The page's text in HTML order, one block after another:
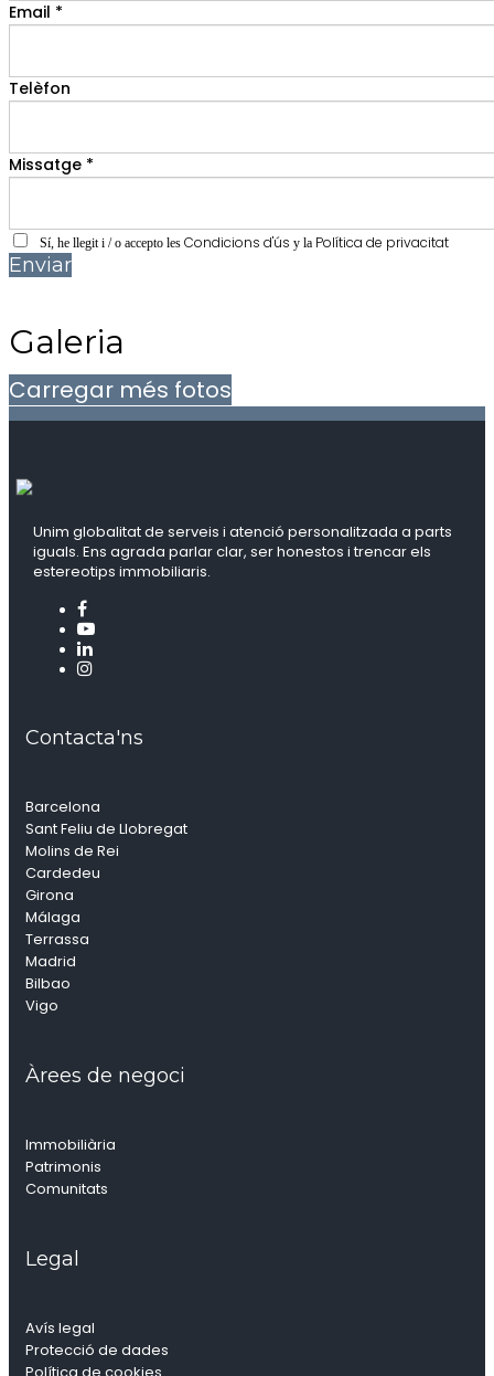
Email *
Telèfon
Missatge *
Sí, he llegit i / o accepto les Condicions d'ús y la Política de privacitat
Enviar
Galeria
Carregar més fotos
Unim globalitat de serveis i atenció personalitzada a parts
iguals. Ens agrada parlar clar, ser honestos i trencar els
estereotips immobiliaris.
Contacta'ns
Barcelona
Sant Feliu de Llobregat
Molins de Rei
Cardedeu
Girona
Málaga
Terrassa
Madrid
Bilbao
Vigo
Àrees de negoci
Immobiliària
Patrimonis
Comunitats
Legal
Avís legal
Protecció de dades
Política de cookies